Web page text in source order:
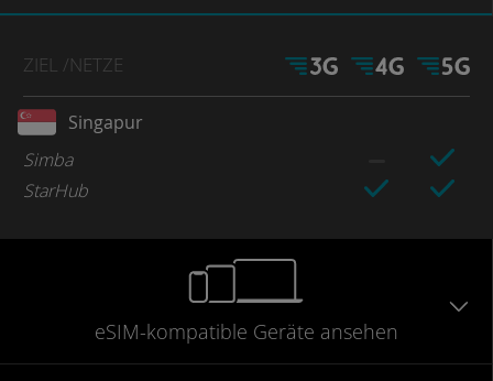
ZIEL /NETZE
Singapur
Simba
StarHub
eSIM-kompatible Geräte ansehen